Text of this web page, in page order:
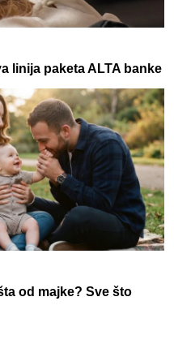
linija paketa ALTA banke
od majke? Sve što